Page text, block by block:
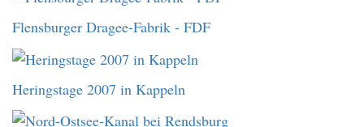
Flensburger Dragee-Fabrik - FDF
Heringstage 2007 in Kappeln